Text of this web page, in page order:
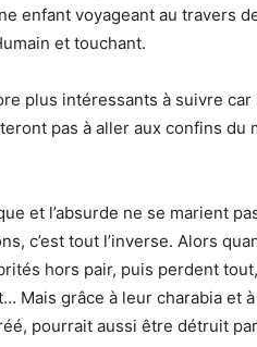
enfant voyageant au travers
et touchant.
plus intéressants à suivre
pas à aller aux confins du
et l’absurde ne se marient
c’est tout l’inverse. Alors
hors pair, puis perdent
Mais grâce à leur charabia et
pourrait aussi être détruit